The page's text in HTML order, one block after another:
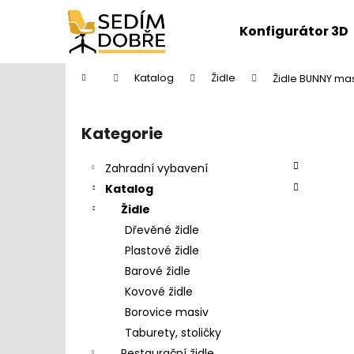
Konfigurátor 3D
Domů Katalog Židle Židle BUNNY
Přeskočit
kategorie
Kategorie
Zahradní vybavení
Katalog
Židle
Dřevěné židle
Plastové židle
Barové židle
Kovové židle
Borovice masiv
Taburety, stoličky
í
Zpět
do
Zpět
do
DĚTŠKÁ ŽIDLE FUXO S-LINE